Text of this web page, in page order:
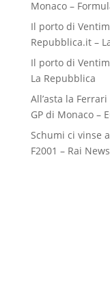
Monaco –
Il porto di
Repubblica.it –
Il porto di
La Repubblica
All’asta la
GP di Monaco –
Schumi ci vinse
F2001 – Rai News